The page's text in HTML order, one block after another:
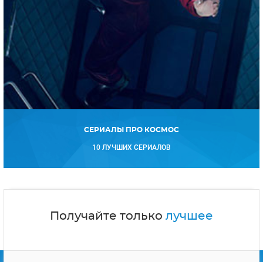
СЕРИАЛЫ ПРО КОСМОС
10 ЛУЧШИХ СЕРИАЛОВ
Получайте только лучшее